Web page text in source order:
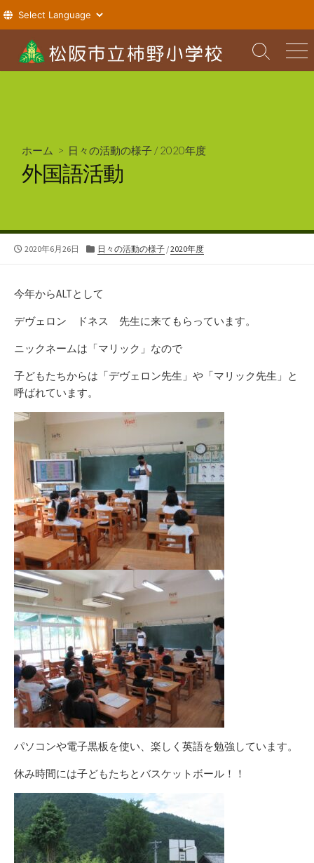
テ
検
索
メ
ニ
ホーム > 日々の活動の様子 / 2020年度
外国語活動
公
2020年6月26日
カ
リ
ー
日々の活動の様子/2020年度
今年からALTとして
デヴェロン ドネス 先生に来てもらっています。
ニックネームは「マリック」なので
子どもたちからは「デヴェロン先生」や「マリック先生」と
呼ばれています。
パソコンや電子黒板を使い、楽しく英語を勉強しています。
休み時間には子どもたちとバスケットボール！！